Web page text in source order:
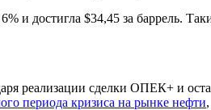
достигла $34,45 за баррель.
реализации сделки ОПЕК+ и
периода кризиса на рынке нефти